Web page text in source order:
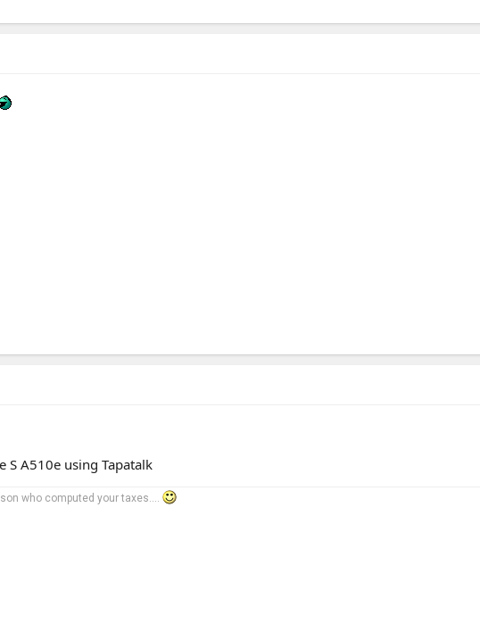
S A510e using Tapatalk
who computed your taxes....